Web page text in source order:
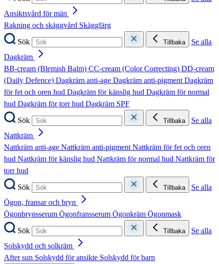
Ansiktsvård för män
Rakning och skäggvård Skäggfärg
Sök
Tillbaka
Se alla
Dagkräm
BB-cream (Blemish Balm) CC-cream (Color Correcting) DD-cream
(Daily Defence) Dagkräm anti-age Dagkräm anti-pigmentDagkräm
för fet och oren hud Dagkräm för känslig hud Dagkräm för normal
hud Dagkräm för torr hud Dagkräm SPF
Sök
Tillbaka
Se alla
Nattkräm
Nattkräm anti-age Nattkräm anti-pigmentNattkräm för fet och oren
hud Nattkräm för känslig hud Nattkräm för normal hud Nattkräm för
torr hud
Sök
Tillbaka
Se alla
Ögon, fransar och bryn
Ögonbrynsserum Ögonfransserum Ögonkräm Ögonmask
Sök
Tillbaka
Se alla
Solskydd och solkräm
After sun Solskydd för ansikte Solskydd för barn